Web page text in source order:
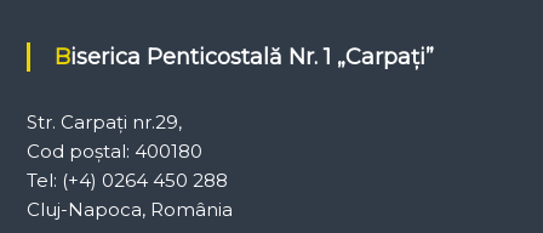
Biserica Penticostală Nr. 1 „Carpați”
Str. Carpați nr.29,
Cod poștal: 400180
Tel: (+4) 0264 450 288
Cluj-Napoca, România